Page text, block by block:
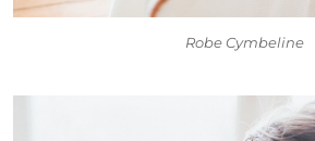
Robe Cymbeline